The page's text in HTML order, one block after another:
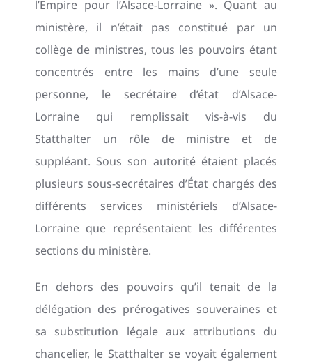
l’Empire pour l’Alsace-Lorraine ». Quant au
ministère, il n’était pas constitué par un
collège de ministres, tous les pouvoirs étant
concentrés entre les mains d’une seule
personne, le secrétaire d’état d’Alsace-
Lorraine qui remplissait vis-à-vis du
Statthalter un rôle de ministre et de
suppléant. Sous son autorité étaient placés
plusieurs sous-secrétaires d’État chargés des
différents services ministériels d’Alsace-
Lorraine que représentaient les différentes
sections du ministère.
En dehors des pouvoirs qu’il tenait de la
délégation des prérogatives souveraines et
sa substitution légale aux attributions du
chancelier, le Statthalter se voyait également